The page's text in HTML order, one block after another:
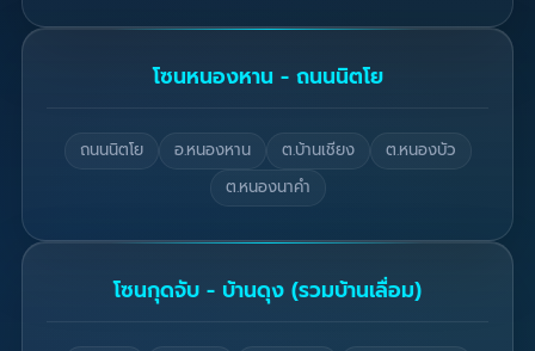
โซนหนองหาน - ถนนนิตโย
ถนนนิตโย อ.หนองหาน ต.บ้านเชียง
ต.หนองบัว
ต.หนองนาคำ
โซนกุดจับ - บ้านดุง (รวมบ้านเลื่อม)